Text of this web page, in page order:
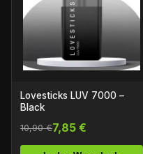
Lovesticks LUV 7000 –
Black
10,90 €7,85 €